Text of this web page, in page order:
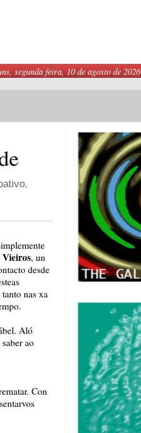
segunda feira, 10 de agosto de 2026
Vieiros, un
desde
nas xa
Aló
ao
Con